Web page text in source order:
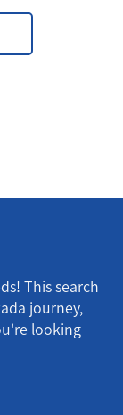
This search
journey,
looking